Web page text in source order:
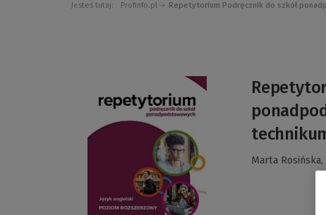
Jesteś tutaj: Profinfo.pl Repetytorium Podręcznik do szkół
Marta Rosińska,